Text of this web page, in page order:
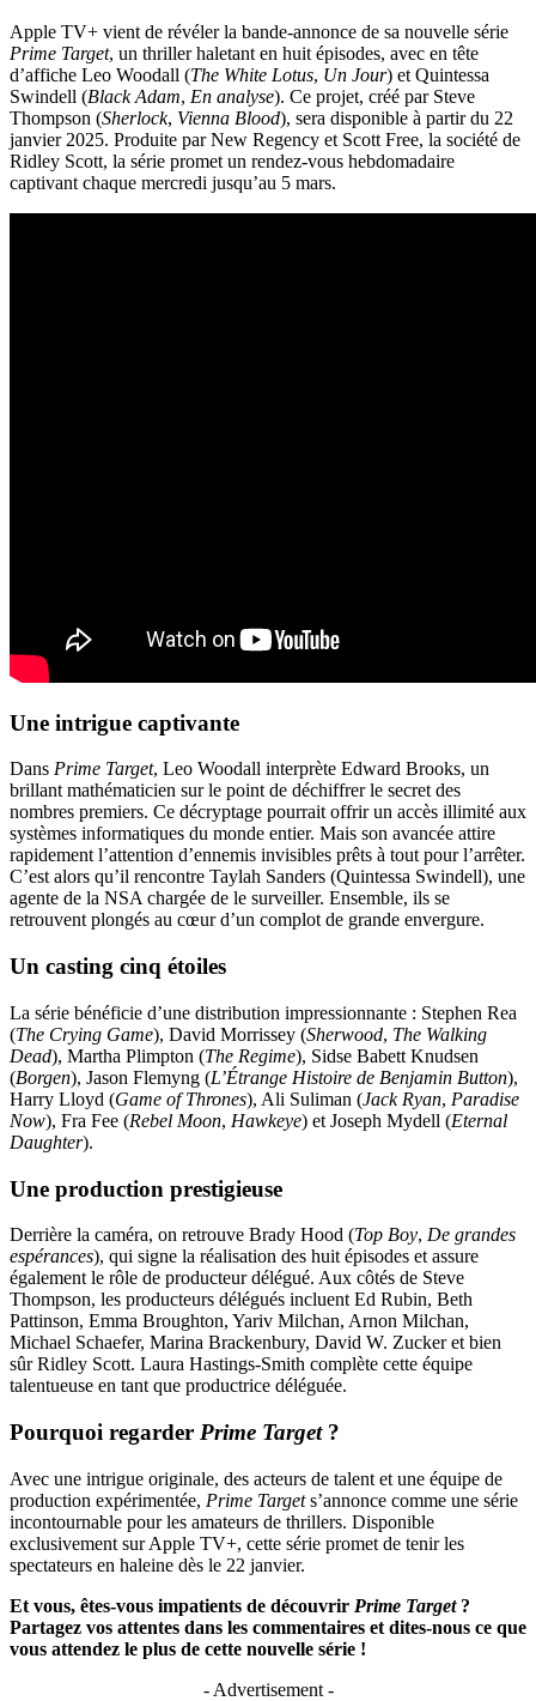
Apple TV+ vient de révéler la bande-annonce de sa nouvelle série
Prime Target, un thriller haletant en huit épisodes, avec en tête
d’affiche Leo Woodall (The White Lotus, Un Jour) et Quintessa
Swindell (Black Adam, En analyse). Ce projet, créé par Steve
Thompson (Sherlock, Vienna Blood), sera disponible à partir du 22
janvier 2025. Produite par New Regency et Scott Free, la société de
Ridley Scott, la série promet un rendez-vous hebdomadaire
captivant chaque mercredi jusqu’au 5 mars.
Une intrigue captivante
Dans Prime Target, Leo Woodall interprète Edward Brooks, un
brillant mathématicien sur le point de déchiffrer le secret des
nombres premiers. Ce décryptage pourrait offrir un accès illimité aux
systèmes informatiques du monde entier. Mais son avancée attire
rapidement l’attention d’ennemis invisibles prêts à tout pour l’arrêter.
C’est alors qu’il rencontre Taylah Sanders (Quintessa Swindell), une
agente de la NSA chargée de le surveiller. Ensemble, ils se
retrouvent plongés au cœur d’un complot de grande envergure.
Un casting cinq étoiles
La série bénéficie d’une distribution impressionnante : Stephen Rea
(The Crying Game), David Morrissey (Sherwood, The Walking
Dead), Martha Plimpton (The Regime), Sidse Babett Knudsen
(Borgen), Jason Flemyng (L’Étrange Histoire de Benjamin Button),
Harry Lloyd (Game of Thrones), Ali Suliman (Jack Ryan, Paradise
Now), Fra Fee (Rebel Moon, Hawkeye) et Joseph Mydell (Eternal
Daughter).
Une production prestigieuse
Derrière la caméra, on retrouve Brady Hood (Top Boy, De grandes
espérances), qui signe la réalisation des huit épisodes et assure
également le rôle de producteur délégué. Aux côtés de Steve
Thompson, les producteurs délégués incluent Ed Rubin, Beth
Pattinson, Emma Broughton, Yariv Milchan, Arnon Milchan,
Michael Schaefer, Marina Brackenbury, David W. Zucker et bien
sûr Ridley Scott. Laura Hastings-Smith complète cette équipe
talentueuse en tant que productrice déléguée.
Pourquoi regarder Prime Target?
Avec une intrigue originale, des acteurs de talent et une équipe de
production expérimentée, Prime Targets’annonce comme une série
incontournable pour les amateurs de thrillers. Disponible
exclusivement sur Apple TV+, cette série promet de tenir les
spectateurs en haleine dès le 22 janvier.
Et vous, êtes-vous impatients de découvrir Prime Target?
Partagez vos attentes dans les commentaires et dites-nous ce que
vous attendez le plus de cette nouvelle série !
- Advertisement -